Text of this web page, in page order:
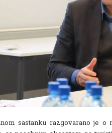
sastanku razgovarano je